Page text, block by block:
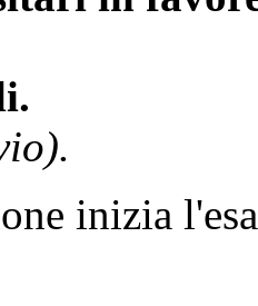
inizia